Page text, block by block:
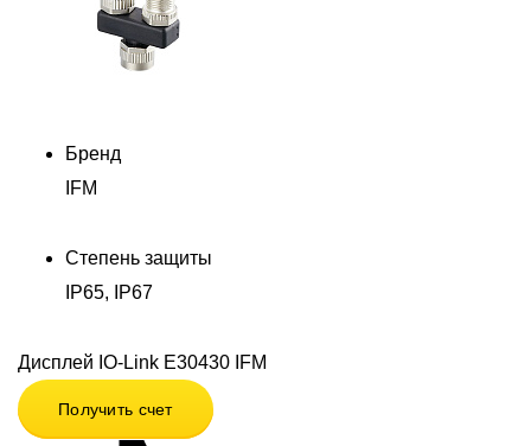
Бренд
IFM
Степень защиты
IP65, IP67
Дисплей IO-Link E30430 IFM
Получить счет